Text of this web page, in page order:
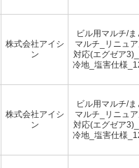
株式会社アイシ
ン
ビル用マルチ/ま
マルチ_リニュ
対応(エグゼア
冷地_塩害仕様
株式会社アイシ
ン
ビル用マルチ/ま
マルチ_リニュ
対応(エグゼア
冷地_塩害仕様